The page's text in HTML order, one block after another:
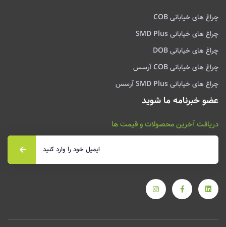
چراغ های خیابانی COB
چراغ های خیابانی SMD Plus
چراغ های خیابانی DOB
چراغ های خیابانی COB آرسس
چراغ های خیابانی SMD Plus آرسس
عضو خبرنامه ما شوید
دریافت آخرین محصولات و قیمت ها